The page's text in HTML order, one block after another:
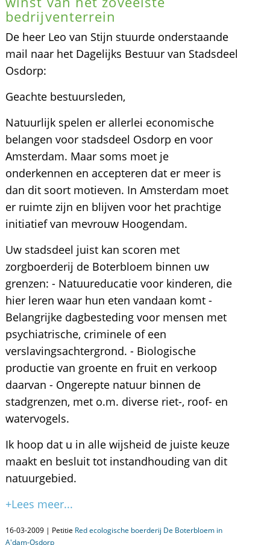
bedrijventerrein
De heer Leo van Stijn stuurde onderstaande
mail naar het Dagelijks Bestuur van Stadsdeel
Osdorp:
Geachte bestuursleden,
Natuurlijk spelen er allerlei economische
belangen voor stadsdeel Osdorp en voor
Amsterdam. Maar soms moet je
onderkennen en accepteren dat er meer is
dan dit soort motieven. In Amsterdam moet
er ruimte zijn en blijven voor het prachtige
initiatief van mevrouw Hoogendam.
Uw stadsdeel juist kan scoren met
zorgboerderij de Boterbloem binnen uw
grenzen: - Natuureducatie voor kinderen, die
hier leren waar hun eten vandaan komt -
Belangrijke dagbesteding voor mensen met
psychiatrische, criminele of een
verslavingsachtergrond. - Biologische
productie van groente en fruit en verkoop
daarvan - Ongerepte natuur binnen de
stadgrenzen, met o.m. diverse riet-, roof- en
watervogels.
Ik hoop dat u in alle wijsheid de juiste keuze
maakt en besluit tot instandhouding van dit
natuurgebied.
+Lees meer...
16-03-2009 | Petitie Red ecologische boerderij De Boterbloem in
A'dam-Osdorp